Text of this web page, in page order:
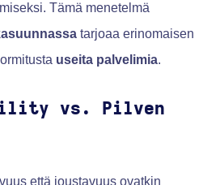
Tämä menetelmä
tarjoaa erinomaisen
useita palvelimia.
vs. Pilven
että joustavuus ovatkin